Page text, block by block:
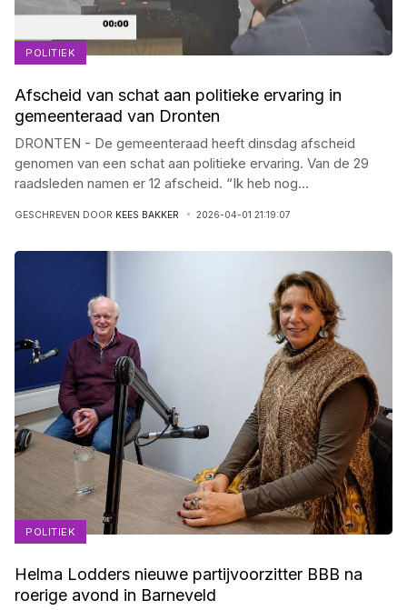
POLITIEK
Afscheid van schat aan politieke ervaring in
gemeenteraad van Dronten
DRONTEN - De gemeenteraad heeft dinsdag afscheid
genomen van een schat aan politieke ervaring. Van de 29
raadsleden namen er 12 afscheid. “Ik heb nog...
GESCHREVEN DOOR KEES BAKKER 2026-04-01 21:19:07
POLITIEK
Helma Lodders nieuwe partijvoorzitter BBB na
roerige avond in Barneveld